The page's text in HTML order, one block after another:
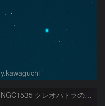
y.kawaguchi
NGC1535 クレオパトラの瞳 エリダヌス座